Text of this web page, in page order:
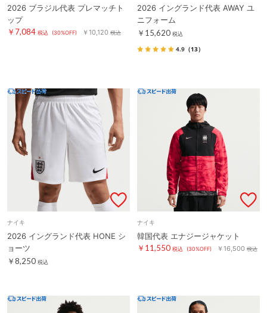
2026 ブラジル代表 プレマッチト
ップ
￥7,084 税込 (30%OFF) ￥10,120 税込
2026 イングランド代表 AWAY ユ
ニフォーム
￥15,620 税込
4.9 （13）
ナイキ
2026 イングランド代表 HONE シ
ョーツ
￥8,250 税込
ナイキ
韓国代表 エナジージャケット
￥11,550 税込 (30%OFF) ￥16,500 税込